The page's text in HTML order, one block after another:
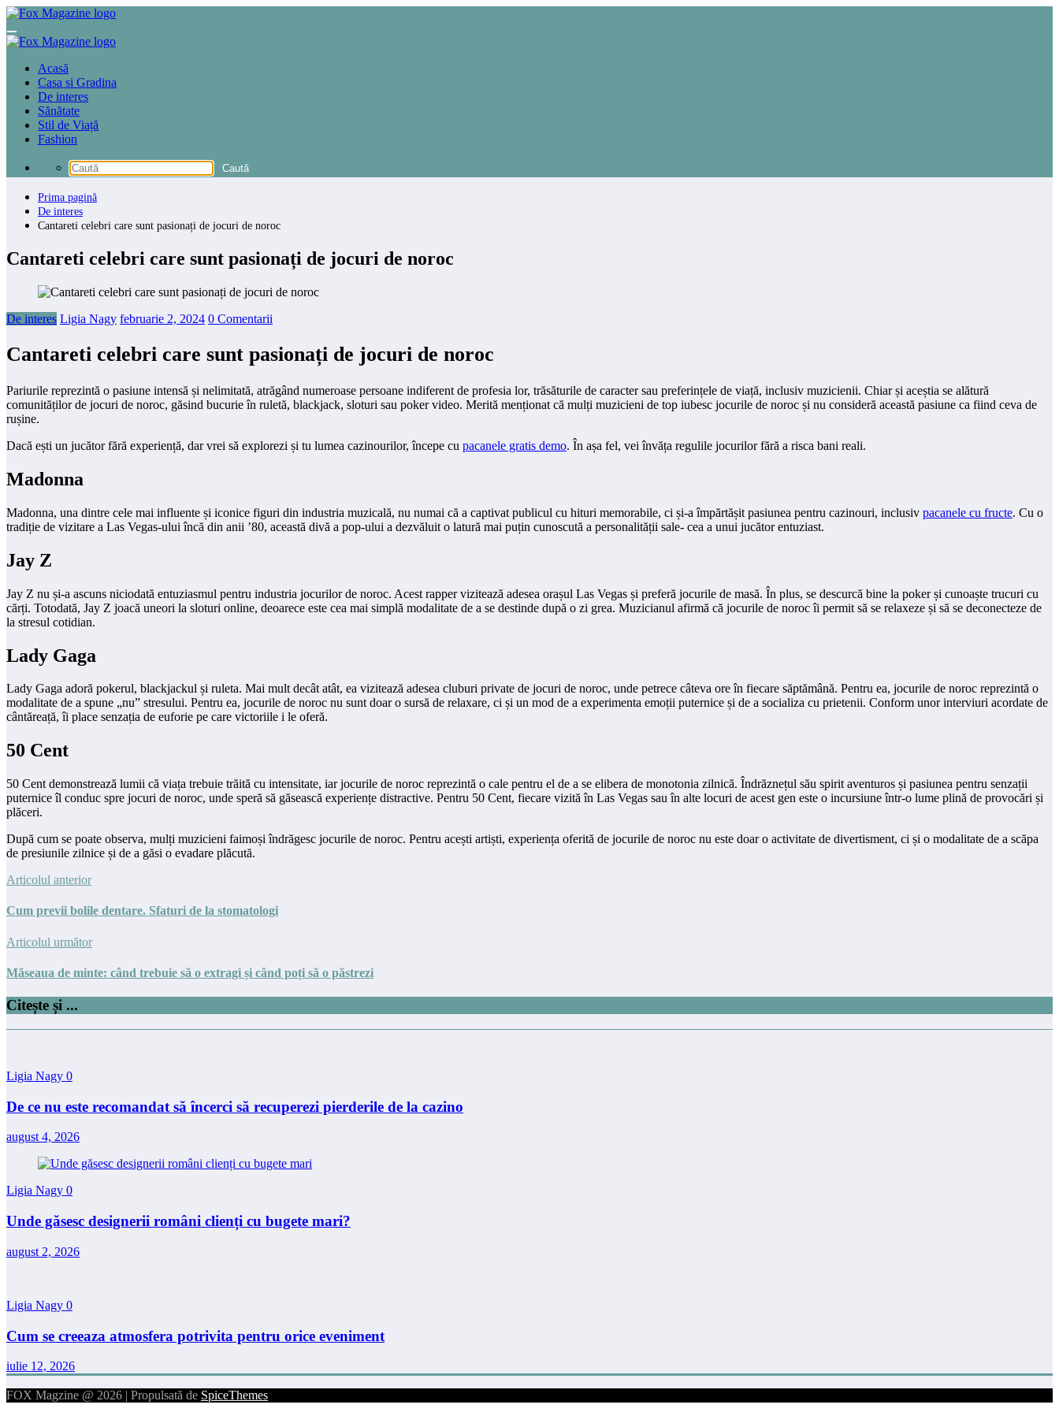
Sari
conținut
Acasă
Casa si Gradina
De interes
Sănătate
Stil de Viață
Fashion
Prima pagină
De interes
Cantareti celebri care sunt pasionați de jocuri de noroc
Cantareti celebri care sunt pasionați de jocuri de noroc
De interes Ligia Nagy februarie 2, 2024 0 Comentarii
Cantareti celebri care sunt pasionați de jocuri de noroc
Pariurile reprezintă o pasiune intensă și nelimitată, atrăgând numeroase persoane indiferent de profesia lor, trăsăturile de caracter sau preferințele de viață, inclusiv muzicienii. Chiar și aceștia se alătură
comunităților de jocuri de noroc, găsind bucurie în ruletă, blackjack, sloturi sau poker video. Merită menționat că mulți muzicieni de top iubesc jocurile de noroc și nu consideră această pasiune ca fiind ceva de
rușine.
Dacă ești un jucător fără experiență, dar vrei să explorezi și tu lumea cazinourilor, începe cu pacanele gratis demo. În așa fel, vei învăța regulile jocurilor fără a risca bani reali.
Madonna
Madonna, una dintre cele mai influente și iconice figuri din industria muzicală, nu numai că a captivat publicul cu hituri memorabile, ci și-a împărtășit pasiunea pentru cazinouri, inclusiv pacanele cu fructe. Cu o
tradiție de vizitare a Las Vegas-ului încă din anii ’80, această divă a pop-ului a dezvăluit o latură mai puțin cunoscută a personalității sale- cea a unui jucător entuziast.
Jay Z
Jay Z nu și-a ascuns niciodată entuziasmul pentru industria jocurilor de noroc. Acest rapper vizitează adesea orașul Las Vegas și preferă jocurile de masă. În plus, se descurcă bine la poker și cunoaște trucuri cu
cărți. Totodată, Jay Z joacă uneori la sloturi online, deoarece este cea mai simplă modalitate de a se destinde după o zi grea. Muzicianul afirmă că jocurile de noroc îi permit să se relaxeze și să se deconecteze de
la stresul cotidian.
Lady Gaga
Lady Gaga adoră pokerul, blackjackul și ruleta. Mai mult decât atât, ea vizitează adesea cluburi private de jocuri de noroc, unde petrece câteva ore în fiecare săptămână. Pentru ea, jocurile de noroc reprezintă o
modalitate de a spune „nu” stresului. Pentru ea, jocurile de noroc nu sunt doar o sursă de relaxare, ci și un mod de a experimenta emoții puternice și de a socializa cu prietenii. Conform unor interviuri acordate de
cântăreață, îi place senzația de euforie pe care victoriile i le oferă.
50 Cent
50 Cent demonstrează lumii că viața trebuie trăită cu intensitate, iar jocurile de noroc reprezintă o cale pentru el de a se elibera de monotonia zilnică. Îndrăznețul său spirit aventuros și pasiunea pentru senzații
puternice îl conduc spre jocuri de noroc, unde speră să găsească experiențe distractive. Pentru 50 Cent, fiecare vizită în Las Vegas sau în alte locuri de acest gen este o incursiune într-o lume plină de provocări și
plăceri.
După cum se poate observa, mulți muzicieni faimoși îndrăgesc jocurile de noroc. Pentru acești artiști, experiența oferită de jocurile de noroc nu este doar o activitate de divertisment, ci și o modalitate de a scăpa
de presiunile zilnice și de a găsi o evadare plăcută.
Articolul anterior
Cum previi bolile dentare. Sfaturi de la stomatologi
Articolul următor
Măseaua de minte: când trebuie să o extragi și când poți să o păstrezi
Citește și ...
Ligia Nagy 0
De ce nu este recomandat să încerci să recuperezi pierderile de la cazino
august 4, 2026
Ligia Nagy 0
Unde găsesc designerii români clienți cu bugete mari?
august 2, 2026
Ligia Nagy 0
Cum se creeaza atmosfera potrivita pentru orice eveniment
iulie 12, 2026
FOX Magzine @ 2026 | Propulsată de SpiceThemes